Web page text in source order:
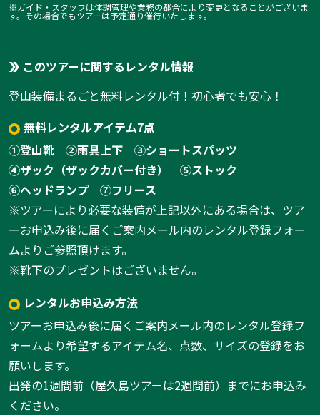
※ガイド・スタッフは体調管理や業務の都合により変更となることがございま
す。その場合でもツアーは予定通り催行いたします。
このツアーに関するレンタル情報
登山装備まるごと無料レンタル付！初心者でも安心！
無料レンタルアイテム7点
①登山靴
②雨具上下
③ショートスパッツ
④ザック（ザックカバー付き）
⑤ストック
⑥ヘッドランプ
⑦フリース
※ツアーにより必要な装備が上記以外にある場合は、ツア
ーお申込み後に届くご案内メール内のレンタル登録フォー
ムよりご参照頂けます。
※靴下のプレゼントはございません。
レンタルお申込み方法
ツアーお申込み後に届くご案内メール内のレンタル登録フ
ォームより希望するアイテム名、点数、サイズの登録をお
願いします。
出発の1週間前（屋久島ツアーは2週間前）までにお申込み
ください。